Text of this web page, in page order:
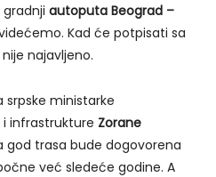
autoputa Beograd –
Kad će potpisati sa
nije najavljeno.
srpske ministarke
infrastrukture Zorane
god trasa bude dogovorena
već sledeće godine. A